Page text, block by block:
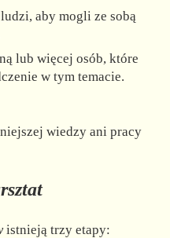
aby mogli ze sobą
lub więcej osób, które
w tym temacie.
wiedzy ani pracy
istnieją trzy etapy: